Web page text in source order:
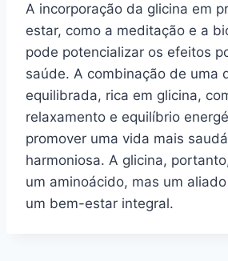
A incorporação da glicina em
estar, como a meditação e a
pode potencializar os efeitos
saúde. A combinação de uma
equilibrada, rica em glicina,
relaxamento e equilíbrio
promover uma vida mais
harmoniosa. A glicina,
um aminoácido, mas um
um bem-estar integral.